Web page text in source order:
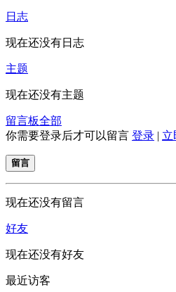
日志
现在还没有日志
主题
现在还没有主题
留言板全部
你需要登录后才可以留言 登录 | 立
留言
现在还没有留言
好友
现在还没有好友
最近访客